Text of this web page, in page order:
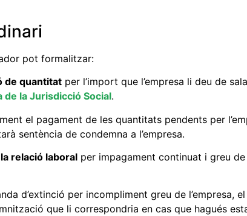
pot formalitzar:
de quantitat per l’import que l’empresa li deu de
de la Jurisdicció Social.
el pagament de les quantitats pendents per
sentència de condemna a l’empresa.
relació laboral per impagament continuat i greu de
d’extinció per incompliment greu de l’empresa,
que li correspondria en cas que hagués